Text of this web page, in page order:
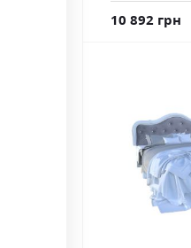
10 892 грн